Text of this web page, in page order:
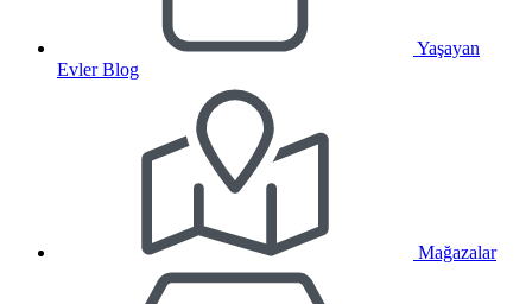
Yaşayan
Evler Blog
Mağazalar